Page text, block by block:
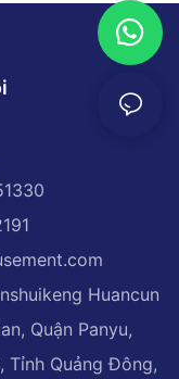
Huancun
Quận Panyu,
Tỉnh Quảng Đông,